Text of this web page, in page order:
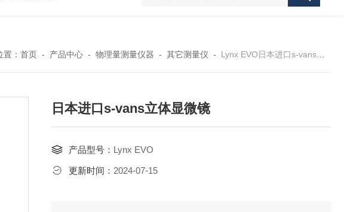
： 首页- 产品中心- 物理量测量仪器 - 其它测量仪 - Lynx EVO日本进口s-vans立体显微镜
日本进口s-vans立体显微镜
产品型号： Lynx EVO
更新时间： 2024-07-15